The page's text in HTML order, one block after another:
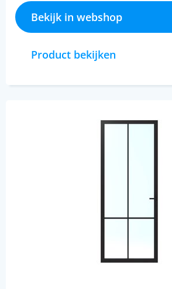
Bekijk in webshop
Product bekijken